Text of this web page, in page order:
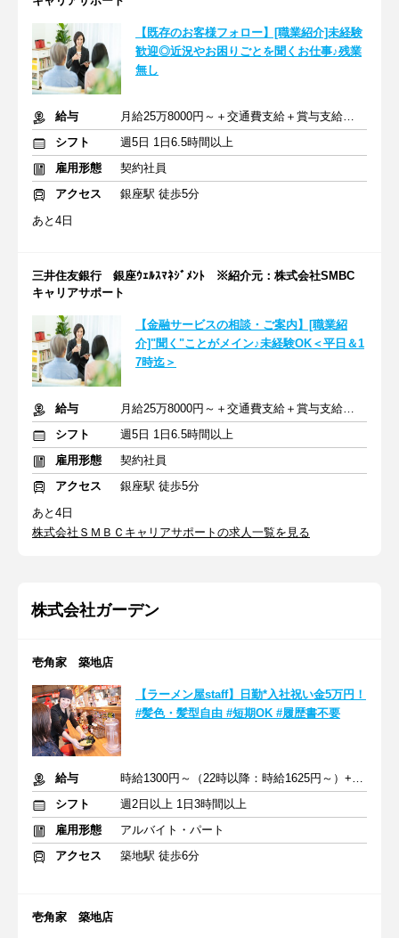
【既存のお客様フォロー】[職業紹介]未経験
歓迎◎近況やお困りごとを聞くお仕事♪残業
無し
給与
月給25万8000円～＋交通費支給＋賞与支給あり
シフト
週5日 1日6.5時間以上
雇用形態
契約社員
アクセス
銀座駅 徒歩5分
あと4日
三井住友銀行 銀座ｳｪﾙｽﾏﾈｼﾞﾒﾝﾄ ※紹介元：株式会社SMBC
キャリアサポート
【金融サービスの相談・ご案内】[職業紹
介]"聞く"ことがメイン♪未経験OK＜平日＆1
7時迄＞
給与
月給25万8000円～＋交通費支給＋賞与支給あり
シフト
週5日 1日6.5時間以上
雇用形態
契約社員
アクセス
銀座駅 徒歩5分
あと4日
株式会社ＳＭＢＣキャリアサポートの求人一覧を見る
株式会社ガーデン
壱角家 築地店
【ラーメン屋staff】日勤*入社祝い金5万円！
#髪色・髪型自由 #短期OK #履歴書不要
給与
時給1300円～（22時以降：時給1625円～）+交通費
シフト
週2日以上 1日3時間以上
雇用形態
アルバイト・パート
アクセス
築地駅 徒歩6分
壱角家 築地店